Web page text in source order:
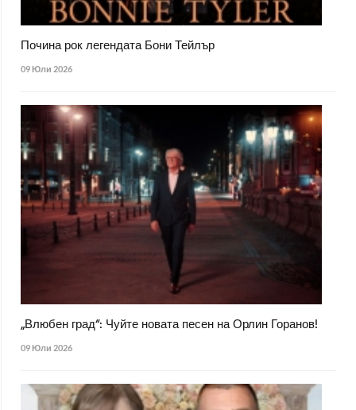
Почина рок легендата Бони Тейлър
09 Юли 2026
„Влюбен град“: Чуйте новата песен на Орлин Горанов!
09 Юли 2026